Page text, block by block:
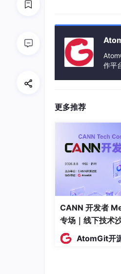
性能表现
用，这种性能差距
设计思路
asyncpg 没有遵
处：prepared
部加载进内存，
这种直达底层的
asyncpg 需要
除非需要使用
作平
更多推荐
CANN 开发者
专场｜线下技术
名！
AtomGit开